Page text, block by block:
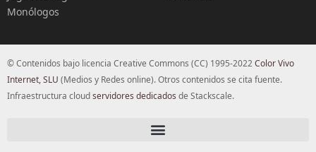
Monólogos
© Contenidos bajo licencia Creative Commons (CC) 1995-2022Color Vivo
Internet, SLU (Medios y Redes online). Otros contenidos se cita fuente.
Infraestructura cloudservidores dedicados de Stackscale.